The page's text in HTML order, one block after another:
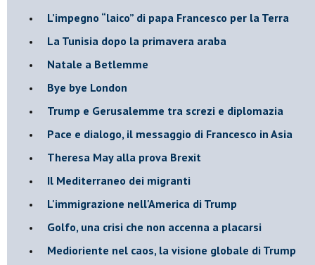
L’impegno “laico” di papa Francesco per la Terra
La Tunisia dopo la primavera araba
Natale a Betlemme
Bye bye London
Trump e Gerusalemme tra screzi e diplomazia
Pace e dialogo, il messaggio di Francesco in Asia
Theresa May alla prova Brexit
Il Mediterraneo dei migranti
L'immigrazione nell'America di Trump
Golfo, una crisi che non accenna a placarsi
Medioriente nel caos, la visione globale di Trump